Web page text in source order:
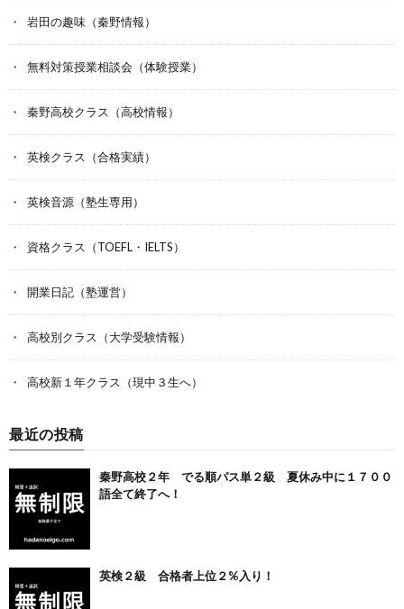
岩田の趣味（秦野情報）
無料対策授業相談会（体験授業）
秦野高校クラス（高校情報）
英検クラス（合格実績）
英検音源（塾生専用）
資格クラス（TOEFL・IELTS）
開業日記（塾運営）
高校別クラス（大学受験情報）
高校新１年クラス（現中３生へ）
最近の投稿
秦野高校２年 でる順パス単２級 夏休み中に１７００
語全て終了へ！
英検２級 合格者上位２%入り！